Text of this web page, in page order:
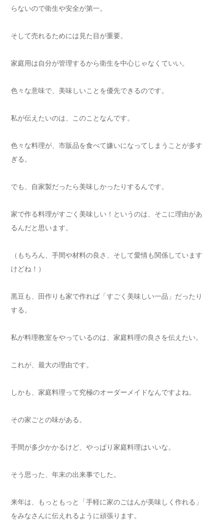
らないので衛生や安全が第一。
そして売れるためには見た目が重要。
家庭用は自分が管理するから衛生を中心じゃなくていい。
色々な意味で、美味しいことを優先できるのです。
私が伝えたいのは、このことなんです。
色々な料理が、市販品を食べて嫌いになってしまうことが多す
ぎる。
でも、自家製だったら美味しかったりするんです。
家で作る料理がすごく美味しい！というのは、そこに理由があ
るんだと思います。
（もちろん、手間や材料の良さ、そして愛情も関係しています
けどね！）
黒豆も、田作りも家で作れば「すごく美味しい一品」だったり
する。
私が料理教室をやっているのは、家庭料理の良さを伝えたい。
これが、最大の理由です。
しかも、家庭料理って究極のオーダーメイドなんですよね。
その家ごとの味がある。
手間が多少かかるけど、やっぱり家庭料理はいいな。
そう思った、年末の出来事でした。
来年は、もっともっと「手軽に家のごはんが美味しく作れる」
をみなさんに伝えれるように頑張ります。